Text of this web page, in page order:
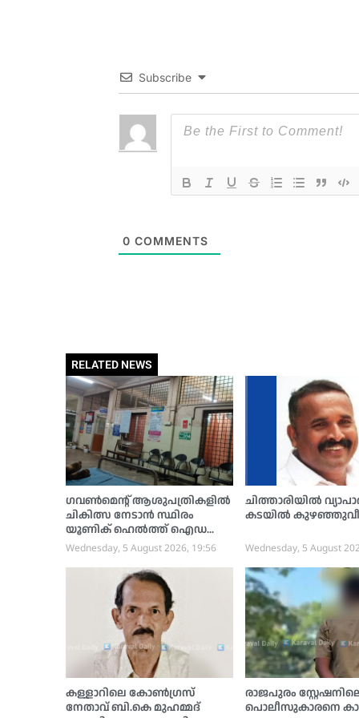
Subscribe
0 COMMENTS
RELATED NEWS
ഗവൺമെന്റ് ആശുപത്രികളിൽ
ചികിത്സ നേടാൻ സ്ഥിരം
യൂണിക് ഹെൽത്ത് ഐഡ
ന്റിറ്റി കാർഡ് നിർബന്ധം
Wednesday, 5 August 2026, 19:56
ചിത്താരിയിൽ
കടയിൽ
Wednesday, 5 August
കള്ളാറിലെ കോണ്‍ഗ്രസ്
നേതാവ് ബി.കെ മുഹമ്മദ്
രാജപുരം
പൊലീസുകാരനെ